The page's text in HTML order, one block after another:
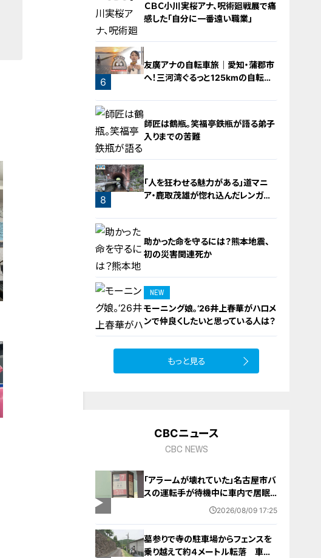
4
5
ＣＢＣ小川実桜アナ、呪術廻戦展で痛
感した「自分に一番遠い職業」
6
友廣アナの自転車旅｜愛知・蒲郡市
へ！三河湾ぐるっと125kmの自転車
7
師匠は鶴瓶。笑福亭鉄瓶が語る弟子
入りまでの苦難
8
「人を狂わせる魅力がある」道マニ
ア・鹿取茂雄が惚れ込んだレンガの
助かった命を守るには？熊本地震、
初の災害関連死か
NEW
モーニング娘。‘26井上春華がハロメ
ンで仲良くしたいと思っている人は？
もっと見る
CBCニュース
CBC NEWS
「アラームが壊れていた」名古屋市バ
スの運転手が待機中に車内で居眠
り 47分遅れで運行 金山～妙見
2026/08/09 17:25
墓参りで寺の駐車場からフェンスを
乗り越えて約４メートル転落 車に